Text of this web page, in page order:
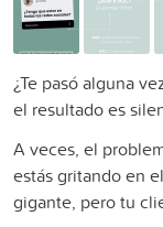
¿Te pasó alguna
el resultado es
A veces, el
estás gritando en
gigante, pero tu